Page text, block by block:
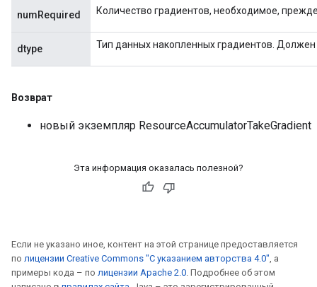
numRequired Количество градиентов, необходимое,
dtype Тип данных накопленных градиентов. Должен
Возврат
новый экземпляр ResourceAccumulatorTakeGradient
Эта информация оказалась полезной?
Если не указано иное, контент на этой странице предоставляется
по лицензии Creative Commons "С указанием авторства 4.0", а
примеры кода – по лицензии Apache 2.0. Подробнее об этом